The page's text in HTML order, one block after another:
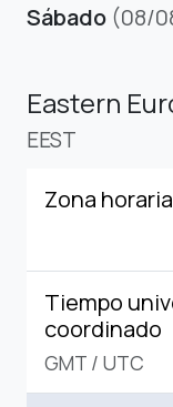
Sábado (08/
Eastern
EEST
Zona horaria
Tiempo
coordinado
GMT / UTC